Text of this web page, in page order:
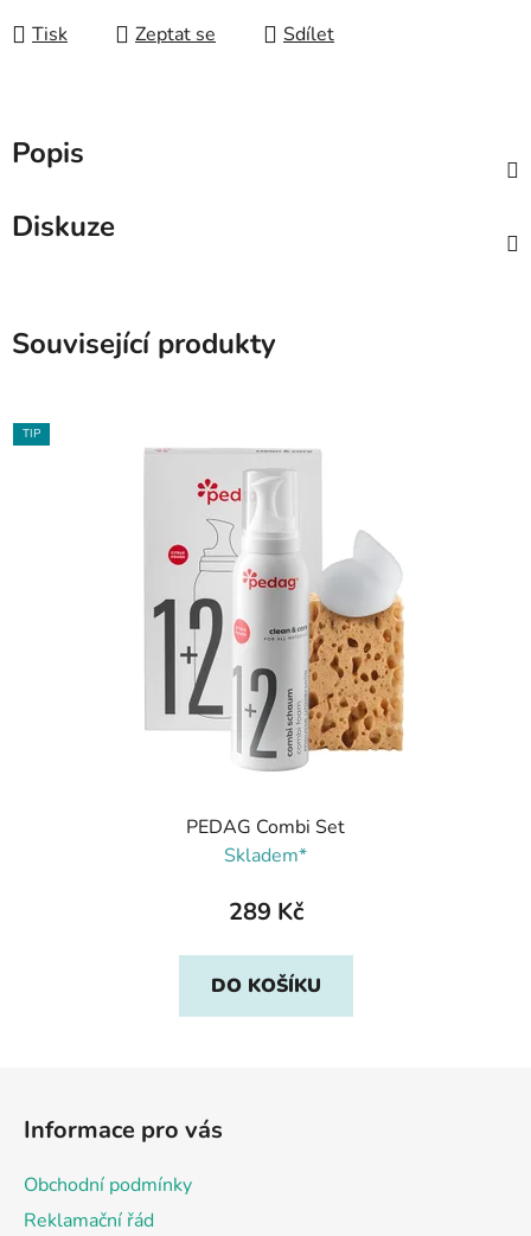
Tisk Zeptat se Sdílet
Popis
Diskuze
Související produkty
TIP
PEDAG Combi Set
Skladem*
289 Kč
DO KOŠÍKU
Informace pro vás
Obchodní podmínky
Reklamační řád